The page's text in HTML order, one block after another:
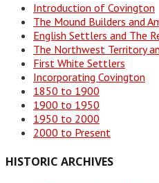
Introduction of Covington
The Mound Builders and
English Settlers and The
The Northwest Territory
First White Settlers
Incorporating Covington
1850 to 1900
1900 to 1950
1950 to 2000
2000 to Present
HISTORIC ARCHIVES